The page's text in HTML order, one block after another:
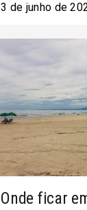
3 de junho de
Onde ficar